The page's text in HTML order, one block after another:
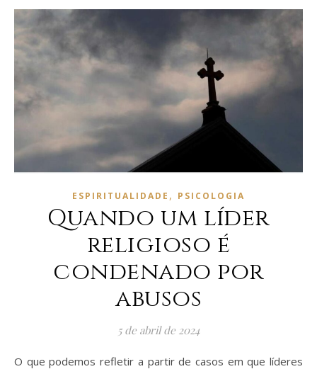
ESPIRITUALIDADE , PSICOLOGIA
Quando um líder
religioso é
condenado por
abusos
5 de abril de 2024
O que podemos refletir a partir de casos em que líderes